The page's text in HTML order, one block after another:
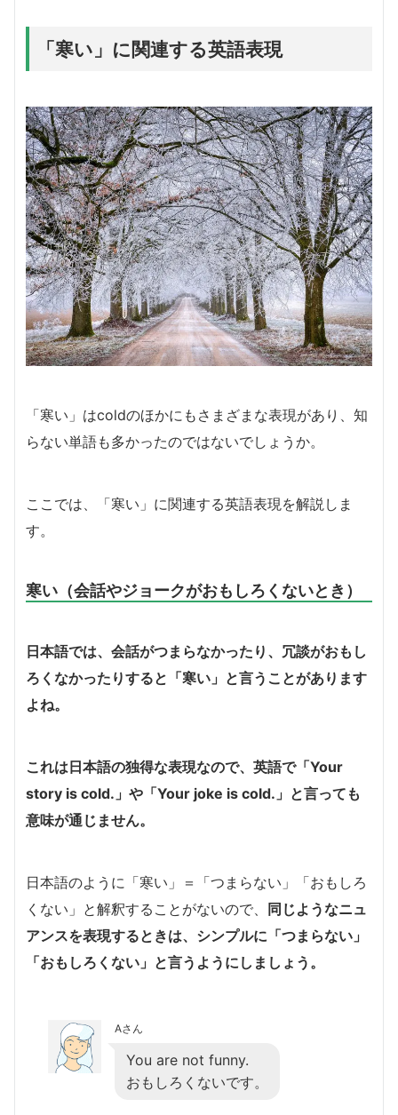
「寒い」に関連する英語表現
「寒い」はcoldのほかにもさまざまな表現があり、知
らない単語も多かったのではないでしょうか。
ここでは、「寒い」に関連する英語表現を解説しま
す。
寒い（会話やジョークがおもしろくないとき）
日本語では、会話がつまらなかったり、冗談がおもし
ろくなかったりすると「寒い」と言うことがあります
よね。
これは日本語の独得な表現なので、英語で「Your
story is cold.」や「Your joke is cold.」と言っても
意味が通じません。
日本語のように「寒い」＝「つまらない」「おもしろ
くない」と解釈することがないので、
同じようなニュ
アンスを表現するときは、シンプルに「つまらない」
「おもしろくない」と言うようにしましょう。
Aさん
You are not funny.
おもしろくないです。